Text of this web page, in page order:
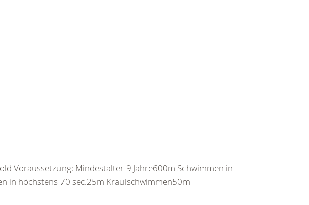
Voraussetzung: Mindestalter 9 Jahre600m Schwimmen in
in höchstens 70 sec.25m Kraulschwimmen50m